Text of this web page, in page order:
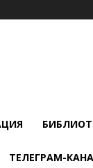
ТЕЛЕГРАМ-